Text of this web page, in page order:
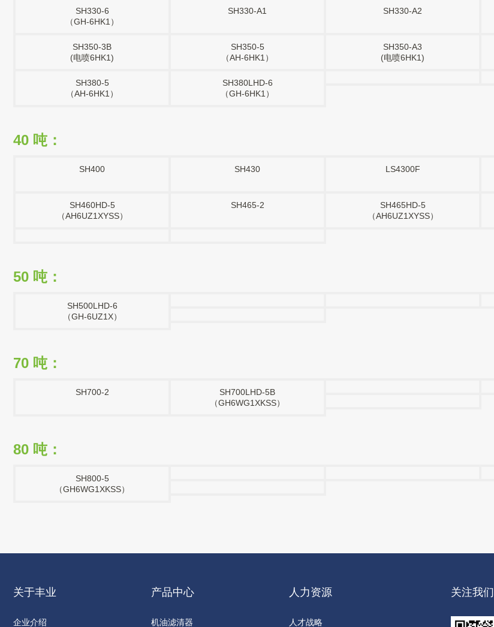
SH330-6
（GH-6HK1）
SH330-A1 SH330-A2
SH350-3B
(电喷6HK1)
SH350-5
（AH-6HK1）
SH350-A3
(电喷6HK1)
SH380-5
（AH-6HK1）
SH380LHD-6
（GH-6HK1）
40 吨：
SH400 SH430 LS4300F
SH460HD-5
（AH6UZ1XYSS）
SH465-2
SH465HD-5
（AH6UZ1XYSS）
50 吨：
SH500LHD-6
（GH-6UZ1X）
70 吨：
SH700-2
SH700LHD-5B
（GH6WG1XKSS）
80 吨：
SH800-5
（GH6WG1XKSS）
关于丰业
企业介绍
产品中心
机油滤清器
人力资源
人才战略
关注我们